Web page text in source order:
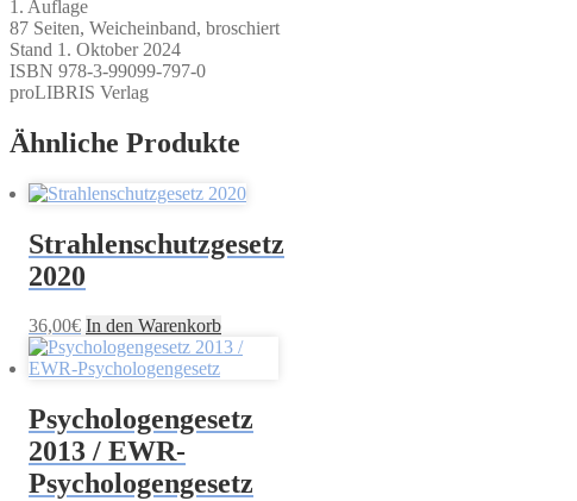
1. Auflage
87 Seiten, Weicheinband, broschiert
Stand 1. Oktober 2024
ISBN 978-3-99099-797-0
proLIBRIS Verlag
Ähnliche Produkte
Strahlenschutzgesetz
2020
36,00€ In den Warenkorb
Psychologengesetz
2013 / EWR-
Psychologengesetz